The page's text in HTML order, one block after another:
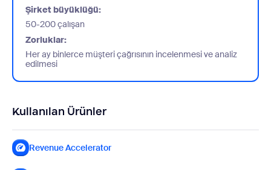
Şirket büyüklüğü:
50-200 çalışan
Zorluklar:
Her ay binlerce müşteri çağrısının incelenmesi ve analiz
edilmesi
Kullanılan Ürünler
Revenue Accelerator